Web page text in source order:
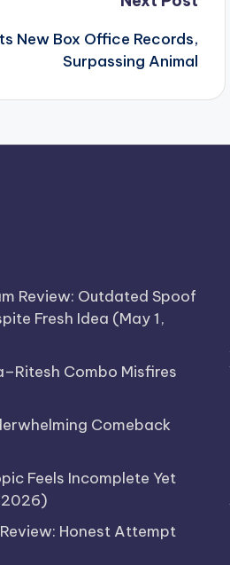
New Box Office Records,
Surpassing Animal
Review: Outdated Spoof
Fresh Idea (May 1,
Combo Misfires
Comeback
Feels Incomplete Yet
Honest Attempt